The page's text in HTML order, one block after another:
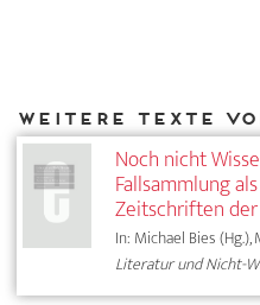
Noch nicht
Fallsammlung
Zeitschriften
In: Michael Bies (Hg.),
Literatur und Nicht-